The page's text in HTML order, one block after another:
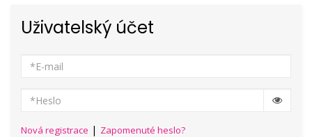
Uživatelský účet
Nová registrace | Zapomenuté heslo?